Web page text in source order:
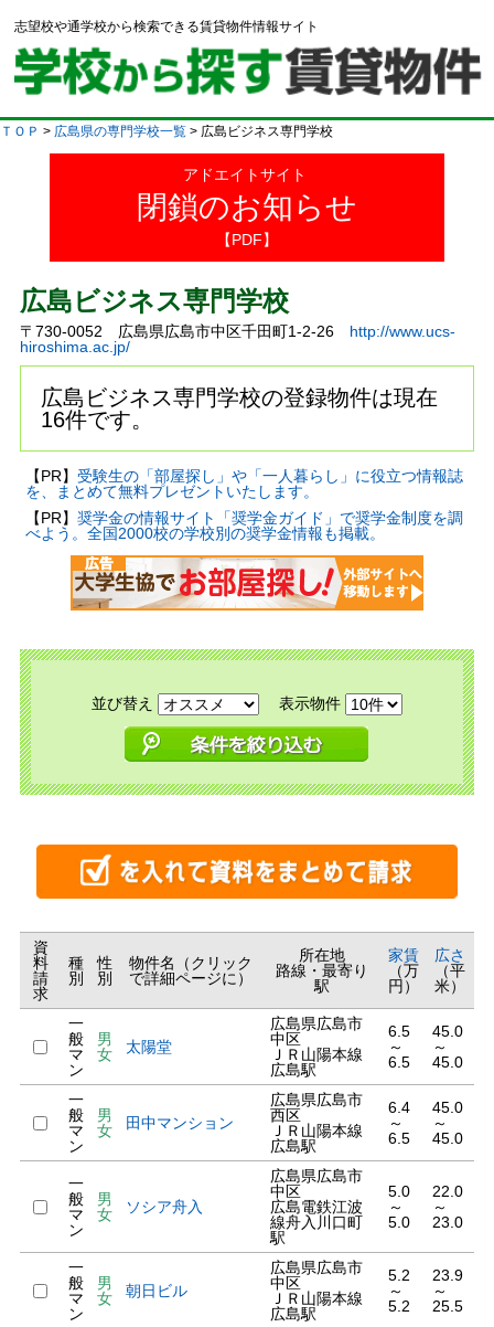
志望校や通学校から検索できる賃貸物件情報サイト
ＴＯＰ > 広島県の専門学校一覧 > 広島ビジネス専門学校
アドエイトサイト
閉鎖のお知らせ
【PDF】
広島ビジネス専門学校
〒730-0052 広島県広島市中区千田町1-2-26 http://www.ucs-
hiroshima.ac.jp/
広島ビジネス専門学校の登録物件は現在
16件です。
【PR】 受験生の「部屋探し」や「一人暮らし」に役立つ情報誌
を、まとめて無料プレゼントいたします。
【PR】 奨学金の情報サイト「奨学金ガイド」で奨学金制度を調
べよう。全国2000校の学校別の奨学金情報も掲載。
並び替え 表示物件
資
料
請
求
種
別
性
別
物件名（クリック
で詳細ページに）
所在地
路線・最寄り
駅
家賃
（万
円）
広さ
（平
米）
一
般
マ
ン
男
女
太陽堂
広島県広島市
中区
ＪＲ山陽本線
広島駅
6.5
～
6.5
45.0
～
45.0
一
般
マ
ン
男
女
田中マンション
広島県広島市
西区
ＪＲ山陽本線
広島駅
6.4
～
6.5
45.0
～
45.0
一
般
マ
ン
男
女
ソシア舟入
広島県広島市
中区
広島電鉄江波
線舟入川口町
駅
5.0
～
5.0
22.0
～
23.0
一
般
マ
ン
男
女
朝日ビル
広島県広島市
中区
ＪＲ山陽本線
広島駅
5.2
～
5.2
23.9
～
25.5